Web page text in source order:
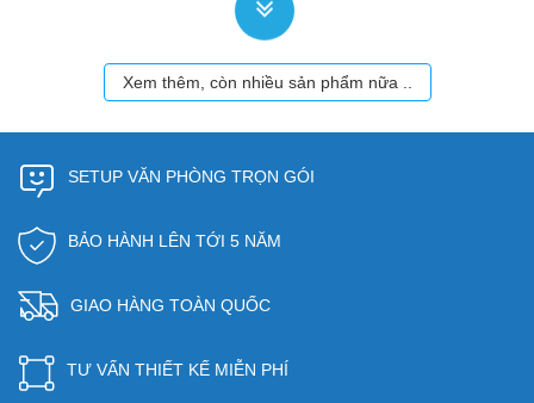
Xem thêm, còn nhiều sản phẩm nữa ..
SETUP VĂN PHÒNG TRỌN GÓI
BẢO HÀNH LÊN TỚI 5 NĂM
GIAO HÀNG TOÀN QUỐC
TƯ VẤN THIẾT KẾ MIỄN PHÍ